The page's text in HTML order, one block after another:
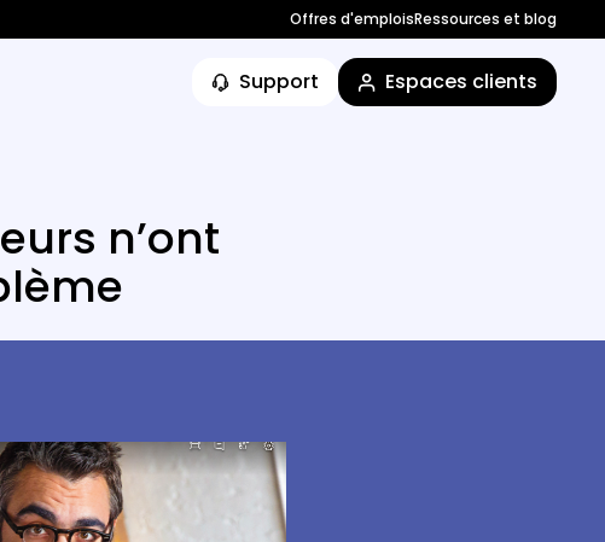
Offres d'emploisRessources et blog
Support Espaces clients
n’ont